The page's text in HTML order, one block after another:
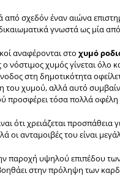
από σχεδόν έναν αιώνα
γνωστά ως μία
αναφέρονται στο χυμό
νόστιμος χυμός γίνεται όλο
στη δημοτικότητα
του χυμού, αλλά αυτό
προσφέρει τόσα πολλά οφέλη
ότι χρειάζεται προσπάθεια
οι ανταμοιβές του είναι
παροχή υψηλού επιπέδου
βοηθάει στην πρόληψη των